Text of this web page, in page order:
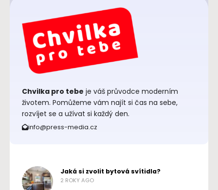
Chvilka pro tebe je váš průvodce moderním
životem. Pomůžeme vám najít si čas na sebe,
rozvíjet se a užívat si každý den.
info@press-media.cz
Jaká si zvolit bytová svítidla?
2 ROKY AGO